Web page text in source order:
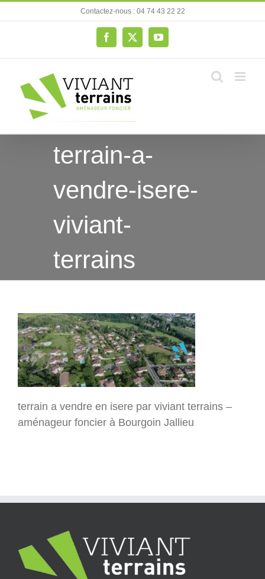
au
Contactez-nous : 04 74 43 22 22
Facebook
X YouTube
terrain-a-
vendre-isere-
viviant-
terrains
terrain a vendre en isere par viviant terrains –
aménageur foncier à Bourgoin Jallieu